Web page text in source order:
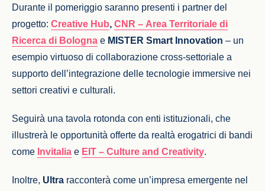
Durante il pomeriggio saranno presenti i partner del
progetto: Creative Hub, CNR – Area Territoriale di
Ricerca di Bologna e MISTER Smart Innovation – un
esempio virtuoso di collaborazione cross-settoriale a
supporto dell’integrazione delle tecnologie immersive nei
settori creativi e culturali.
Seguirà una tavola rotonda con enti istituzionali, che
illustrerà le opportunità offerte da realtà erogatrici di bandi
come Invitalia e EIT – Culture and Creativity.
Inoltre, Ultra racconterà come un’impresa emergente nel